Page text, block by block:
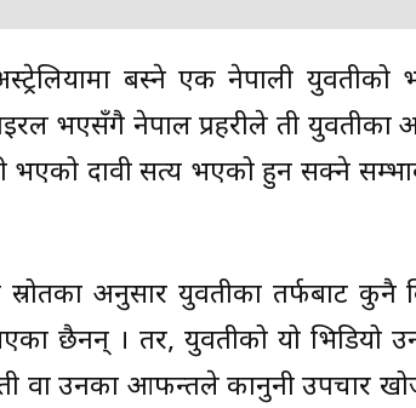
बस्ने एक नेपाली
भएसँगै नेपाल प्रहरीले ती युवतीका
भएको दावी सत्य भएको हुन सक्ने
स्रोतका अनुसार युवतीका तर्फबाट
छैनन् । तर, युवतीको यो भिडियो
वा उनका आफन्तले कानुनी उपचार